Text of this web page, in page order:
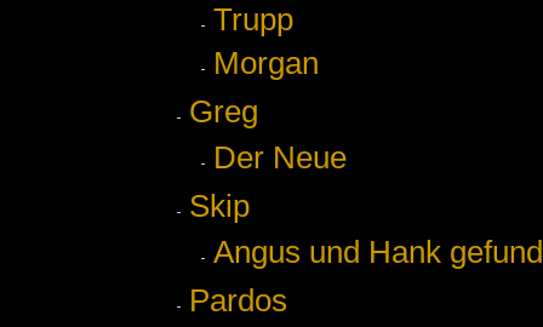
Trupp
Morgan
Greg
Der Neue
Skip
Angus und Hank
Pardos